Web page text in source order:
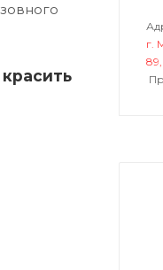
г.
89,